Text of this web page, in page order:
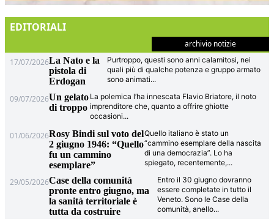
EDITORIALI
archivio notizie
17/07/2026La Nato e la
pistola di
Erdogan
Purtroppo, questi sono anni calamitosi, nei
quali più di qualche potenza e gruppo armato
sono animati...
09/07/2026Un gelato
di troppo
La polemica l’ha innescata Flavio Briatore, il noto
imprenditore che, quanto a offrire ghiotte
occasioni...
01/06/2026Rosy Bindi sul voto del
2 giugno 1946: “Quello
fu un cammino
esemplare”
Quello italiano è stato un
“cammino esemplare della nascita
di una democrazia”. Lo ha
spiegato, recentemente,...
29/05/2026Case della comunità
pronte entro giugno, ma
la sanità territoriale è
tutta da costruire
Entro il 30 giugno dovranno
essere completate in tutto il
Veneto. Sono le Case della
comunità, anello...